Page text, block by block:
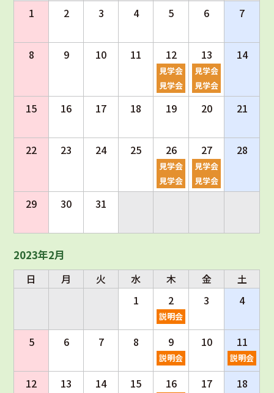
1
2 3 4 5 6 7
8 9 10 11 12
見学会
見学会
13
見学会
見学会
14
15 16 17 18 19 20 21
22 23 24 25 26
見学会
見学会
27
見学会
見学会
28
29 30 31
2023年2月
日 月 火 水 木 金
土
1
2
説明会
3 4
5 6 7 8 9
説明会
10 11
説明会
12 13 14 15 16 17 18